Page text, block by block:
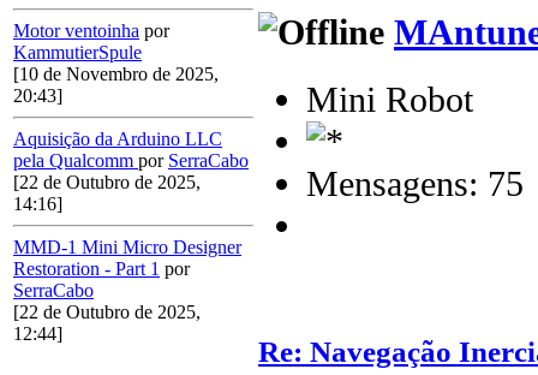
Motor ventoinha por
KammutierSpule
[10 de Novembro de 2025,
20:43]
Aquisição da Arduino LLC
pela Qualcomm por SerraCabo
[22 de Outubro de 2025,
14:16]
MMD-1 Mini Micro Designer
Restoration - Part 1 por
SerraCabo
[22 de Outubro de 2025,
12:44]
Mini Robot
Mensagens: 75
Re: Navegação